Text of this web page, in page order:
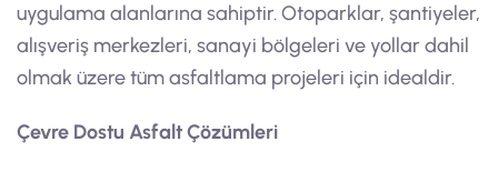
uygulama alanlarına sahiptir. Otoparklar, şantiyeler,
alışveriş merkezleri, sanayi bölgeleri ve yollar dahil
olmak üzere tüm asfaltlama projeleri için idealdir.
Çevre Dostu Asfalt Çözümleri